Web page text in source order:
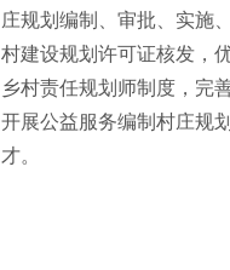
庄规划编制、审批、实施
村建设规划许可证核发，
乡村责任规划师制度，完
开展公益服务编制村庄规
才。